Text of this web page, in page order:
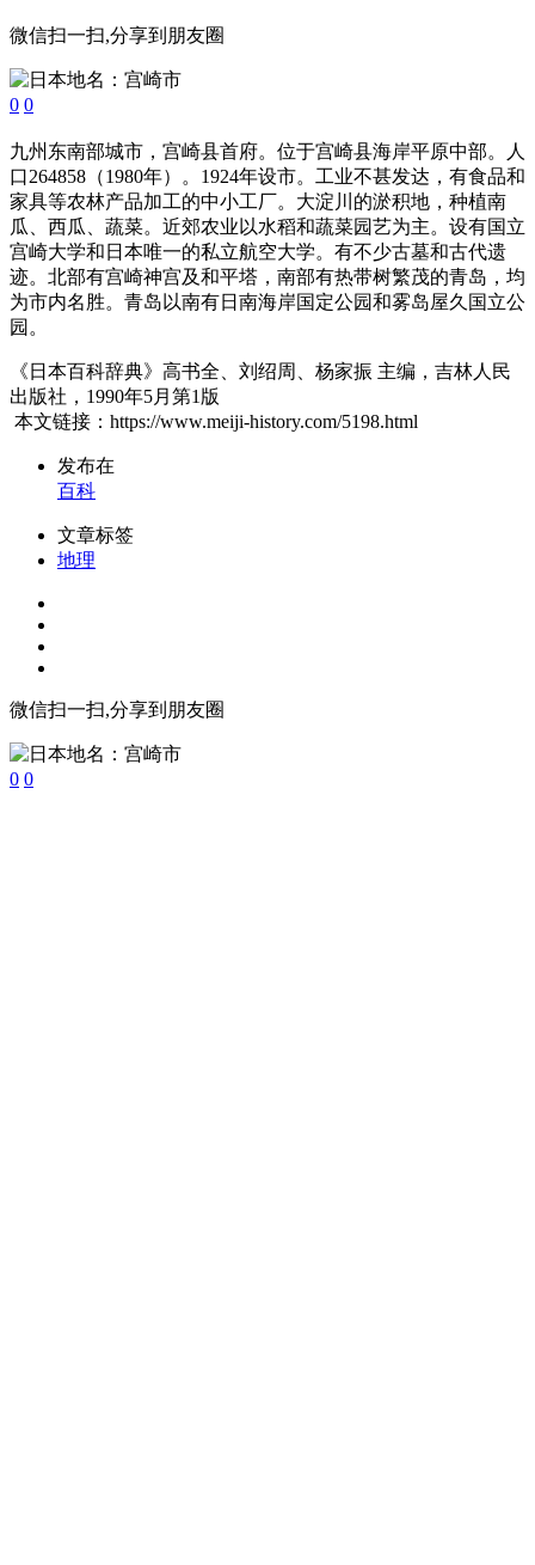
微信扫一扫,分享到朋友圈
0 0
九州东南部城市，宫崎县首府。位于宫崎县海岸平原中部。人
口264858（1980年）。1924年设市。工业不甚发达，有食品和
家具等农林产品加工的中小工厂。大淀川的淤积地，种植南
瓜、西瓜、蔬菜。近郊农业以水稻和蔬菜园艺为主。设有国立
宫崎大学和日本唯一的私立航空大学。有不少古墓和古代遗
迹。北部有宫崎神宫及和平塔，南部有热带树繁茂的青岛，均
为市内名胜。青岛以南有日南海岸国定公园和雾岛屋久国立公
园。
《日本百科辞典》高书全、刘绍周、杨家振 主编，吉林人民
出版社，1990年5月第1版
本文链接：https://www.meiji-history.com/5198.html
发布在
百科
文章标签
地理
微信扫一扫,分享到朋友圈
0 0